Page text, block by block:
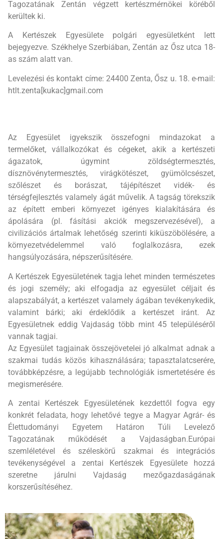
Tagozatának Zentán végzett kertészmérnökei köréből
kerültek ki.
A Kertészek Egyesülete polgári egyesületként lett
bejegyezve. Székhelye Szerbiában, Zentán az Ősz utca 18-
as szám alatt van.
Levelezési és kontakt címe: 24400 Zenta, Ősz u. 18. e-mail:
htlt.zenta[kukac]gmail.com
Az Egyesület igyekszik összefogni mindazokat a
termelőket, vállalkozókat és cégeket, akik a kertészeti
ágazatok, úgymint zöldségtermesztés,
dísznövénytermesztés, virágkötészet, gyümölcsészet,
szőlészet és borászat, tájépítészet vidék- és
térségfejlesztés valamely ágát művelik. A tagság törekszik
az épített emberi környezet igényes kialakítására és
ápolására (pl. fásítási akciók megszervezésével), a
civilizációs ártalmak lehetőség szerinti kiküszöbölésére, a
környezetvédelemmel való foglalkozásra, ezek
hangsúlyozására, népszerűsítésére.
A Kertészek Egyesületének tagja lehet minden természetes
és jogi személy; aki elfogadja az egyesület céljait és
alapszabályát, a kertészet valamely ágában tevékenykedik,
valamint bárki; aki érdeklődik a kertészet iránt. Az
Egyesületnek eddig Vajdaság több mint 45 településéről
vannak tagjai.
Az Egyesület tagjainak összejövetelei jó alkalmat adnak a
szakmai tudás közös kihasználására; tapasztalatcserére,
továbbképzésre, a legújabb technológiák ismertetésére és
megismerésére.
A zentai Kertészek Egyesületének kezdettől fogva egy
konkrét feladata, hogy lehetővé tegye a Magyar Agrár- és
Élettudományi Egyetem Határon Túli Levelező
Tagozatának működését a Vajdaságban.Európai
szemléletével és széleskörű szakmai és integrációs
tevékenységével a zentai Kertészek Egyesülete hozzá
szeretne járulni Vajdaság mezőgazdaságának
korszerűsítéséhez.